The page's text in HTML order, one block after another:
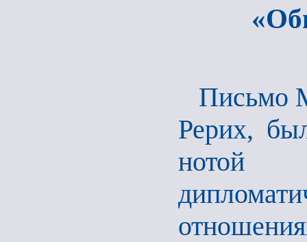
Письмо
Рерих,
нотой